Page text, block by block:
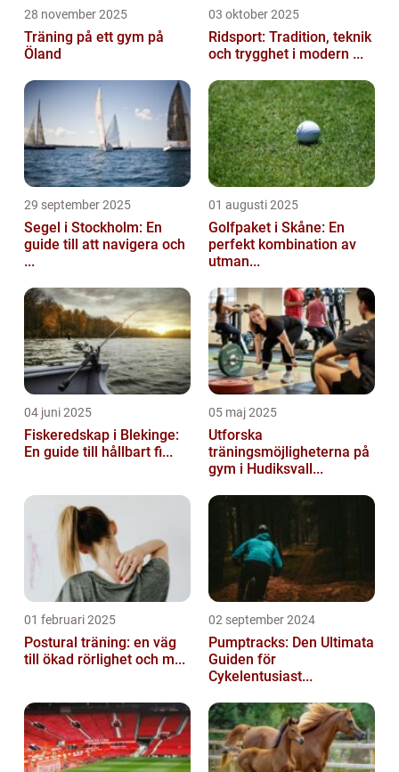
28 november 2025
Träning på ett gym på
Öland
03 oktober 2025
Ridsport: Tradition, teknik
och trygghet i modern ...
29 september 2025
Segel i Stockholm: En
guide till att navigera och
...
01 augusti 2025
Golfpaket i Skåne: En
perfekt kombination av
utman...
04 juni 2025
Fiskeredskap i Blekinge:
En guide till hållbart fi...
05 maj 2025
Utforska
träningsmöjligheterna på
gym i Hudiksvall...
01 februari 2025
Postural träning: en väg
till ökad rörlighet och m...
02 september 2024
Pumptracks: Den Ultimata
Guiden för
Cykelentusiast...